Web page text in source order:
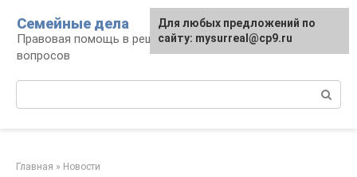
контенту
Семейные дела
Правовая помощь в решении семейных
вопросов
Главная » Новости
Для любых предложений по
сайту: mysurreal@cp9.ru